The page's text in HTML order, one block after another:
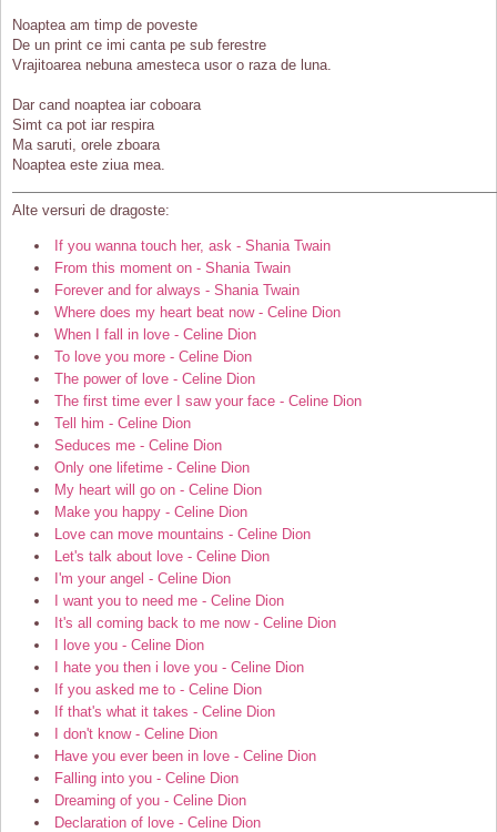
Noaptea am timp de poveste
De un print ce imi canta pe sub ferestre
Vrajitoarea nebuna amesteca usor o raza de luna.
Dar cand noaptea iar coboara
Simt ca pot iar respira
Ma saruti, orele zboara
Noaptea este ziua mea.
Alte versuri de dragoste:
If you wanna touch her, ask - Shania Twain
From this moment on - Shania Twain
Forever and for always - Shania Twain
Where does my heart beat now - Celine Dion
When I fall in love - Celine Dion
To love you more - Celine Dion
The power of love - Celine Dion
The first time ever I saw your face - Celine Dion
Tell him - Celine Dion
Seduces me - Celine Dion
Only one lifetime - Celine Dion
My heart will go on - Celine Dion
Make you happy - Celine Dion
Love can move mountains - Celine Dion
Let's talk about love - Celine Dion
I'm your angel - Celine Dion
I want you to need me - Celine Dion
It's all coming back to me now - Celine Dion
I love you - Celine Dion
I hate you then i love you - Celine Dion
If you asked me to - Celine Dion
If that's what it takes - Celine Dion
I don't know - Celine Dion
Have you ever been in love - Celine Dion
Falling into you - Celine Dion
Dreaming of you - Celine Dion
Declaration of love - Celine Dion